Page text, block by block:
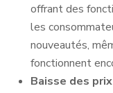
offrant des
les
nouveautés,
fonctionnent
Baisse des